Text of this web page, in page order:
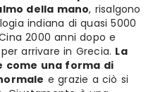
della mano, risalgono
indiana di quasi 5000
2000 anni dopo e
arrivare in Grecia. La
come una forma di
e grazie a ciò si